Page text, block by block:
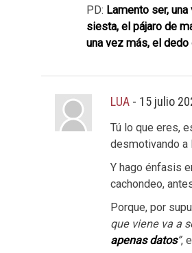
PD: Lamento ser,
siesta, el pájaro de
una vez más, el dedo
LUA - 15 julio
Tú lo que eres,
desmotivando a
Y hago énfasis
cachondeo,
Porque, por
que viene va a
apenas datos”,